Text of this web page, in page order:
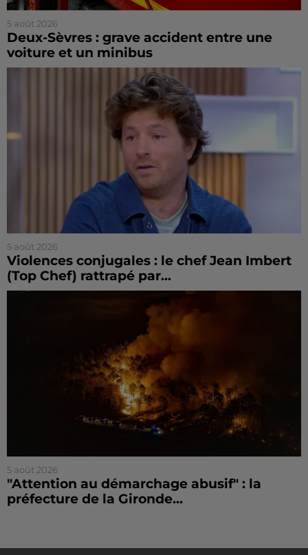
5 août 2026
Deux-Sèvres : grave accident entre une
voiture et un minibus
5 août 2026
Violences conjugales : le chef Jean Imbert
(Top Chef) rattrapé par...
5 août 2026
"Attention au démarchage abusif" : la
préfecture de la Gironde...